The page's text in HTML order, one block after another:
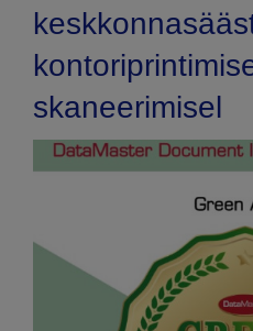
Search
skaneerimisel